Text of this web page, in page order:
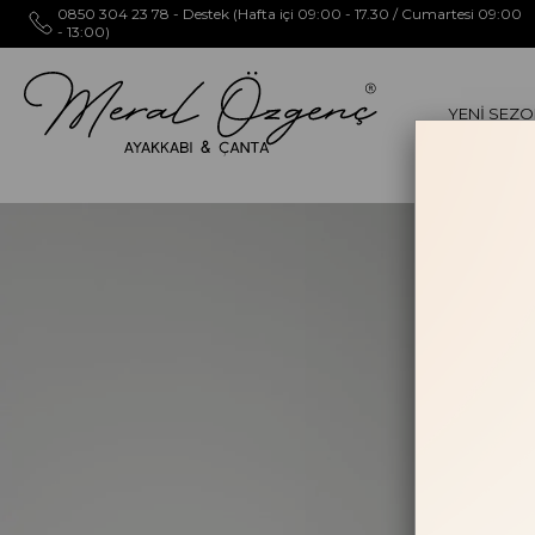
0850 304 23 78 - Destek (Hafta içi 09:00 - 17.30 / Cumartesi 09:00
- 13:00)
YENİ